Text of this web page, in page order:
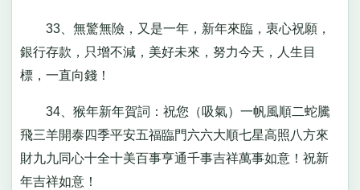
33、無驚無險，又是一年，新年來臨，衷心祝願，
銀行存款，只增不減，美好未來，努力今天，人生目
標，一直向錢！
34、猴年新年賀詞：祝您（吸氣）一帆風順二蛇騰
飛三羊開泰四季平安五福臨門六六大順七星高照八方來
財九九同心十全十美百事亨通千事吉祥萬事如意！祝新
年吉祥如意！